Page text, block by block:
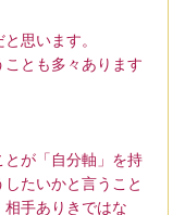
思います。
とも多々あります
が「自分軸」を持
たいかと言うこと
手ありきではな